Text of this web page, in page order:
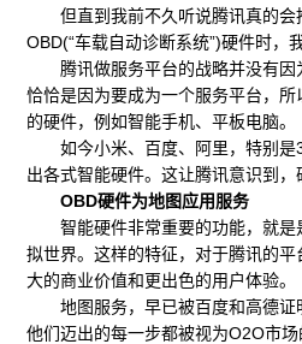
但直到我前不久听说腾讯真的会
OBD(“车载自动诊断系统”)硬件时，
腾讯做服务平台的战略并没有因
恰恰是因为要成为一个服务平台，
的硬件，例如智能手机、平板电脑。
如今小米、百度、阿里，特别是
出各式智能硬件。这让腾讯意识到，
OBD硬件为地图应用服务
智能硬件非常重要的功能，就是
拟世界。这样的特征，对于腾讯的
大的商业价值和更出色的用户体验。
地图服务，早已被百度和高德证
他们迈出的每一步都被视为O2O市